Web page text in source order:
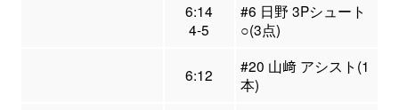
6:14
4-5
#6 日野 3Pシュート
○(3点)
6:12
#20 山﨑 アシスト(1
本)